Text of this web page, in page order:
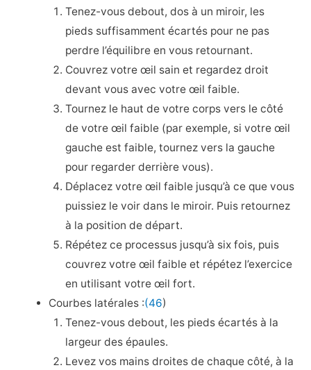
Tenez-vous debout, dos à un miroir, les
pieds suffisamment écartés pour ne pas
perdre l’équilibre en vous retournant.
Couvrez votre œil sain et regardez droit
devant vous avec votre œil faible.
Tournez le haut de votre corps vers le côté
de votre œil faible (par exemple, si votre œil
gauche est faible, tournez vers la gauche
pour regarder derrière vous).
Déplacez votre œil faible jusqu’à ce que vous
puissiez le voir dans le miroir. Puis retournez
à la position de départ.
Répétez ce processus jusqu’à six fois, puis
couvrez votre œil faible et répétez l’exercice
en utilisant votre œil fort.
Courbes latérales :(46)
Tenez-vous debout, les pieds écartés à la
largeur des épaules.
Levez vos mains droites de chaque côté, à la